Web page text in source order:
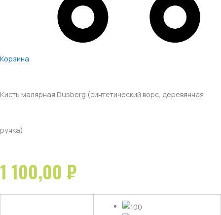
Корзина
Кисть малярная Dusberg (синтетический ворс, деревянная
ручка)
1 100,00 ₽